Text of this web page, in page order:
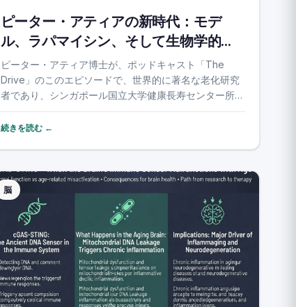
ピーター・アティアの新時代：モデ
ル、ラパマイシン、そして生物学的時
計
ピーター・アティア博士が、ポッドキャスト「The
Drive」のこのエピソードで、世界的に著名な老化研究
者であり、シンガポール国立大学健康長寿センター所長
であるブライアン・ケネディ教授を迎えます。会話は、
現代の長寿科学のロードマップを描き出します。老化を
続きを読む ←
脳